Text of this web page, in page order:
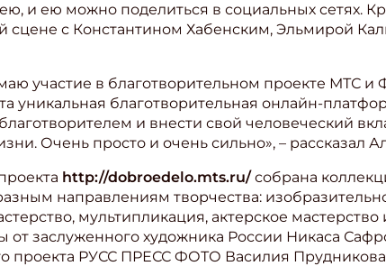
и ею можно поделиться в социальных сетях.
сцене с Константином Хабенским, Эльмирой
участие в благотворительном проекте МТС и
уникальная благотворительная онлайн-
и внести свой человеческий
Очень просто и очень сильно», – рассказал
http://dobroedelo.mts.ru/собрана
направлениям творчества:
мультипликация, актерское мастерство
от заслуженного художника России Никаса
проекта РУСС ПРЕСС ФОТО Василия